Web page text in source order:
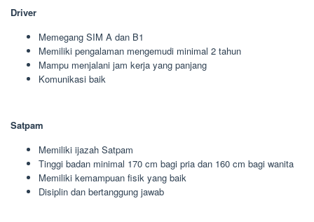
Driver
Memegang SIM A dan B1
Memiliki pengalaman mengemudi minimal 2 tahun
Mampu menjalani jam kerja yang panjang
Komunikasi baik
Satpam
Memiliki ijazah Satpam
Tinggi badan minimal 170 cm bagi pria dan 160 cm bagi wanita
Memiliki kemampuan fisik yang baik
Disiplin dan bertanggung jawab